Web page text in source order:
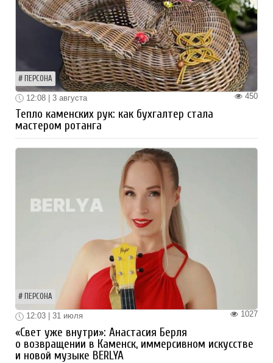
ПЕРСОНА
450
12:08 | 3 августа
Тепло каменских рук: как бухгалтер стала
мастером ротанга
ПЕРСОНА
1027
12:03 | 31 июля
«Свет уже внутри»: Анастасия Берля
о возвращении в Каменск, иммерсивном искусстве
и новой музыке BERLYA